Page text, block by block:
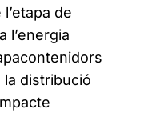
de
l’energia
distribució